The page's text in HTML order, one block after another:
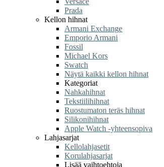
Prada
Kellon hihnat
Armani Exchange
Emporio Armani
Fossil
Michael Kors
Swatch
Näytä kaikki kellon hihnat
Kategoriat
Nahkahihnat
Tekstiilihihnat
Ruostumaton teräs hihnat
Silikonihihnat
Apple Watch -yhteensopiva
Lahjasarjat
Kellolahjasetit
Korulahjasarjat
Lisää vaihtoehtoja